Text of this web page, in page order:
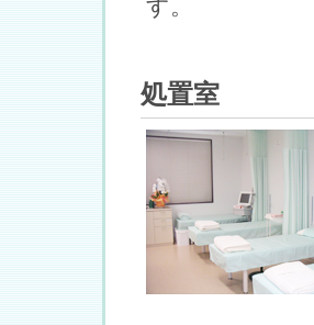
す。
処置室